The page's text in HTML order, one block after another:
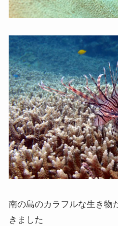
南の島のカラフルな生き物
きました